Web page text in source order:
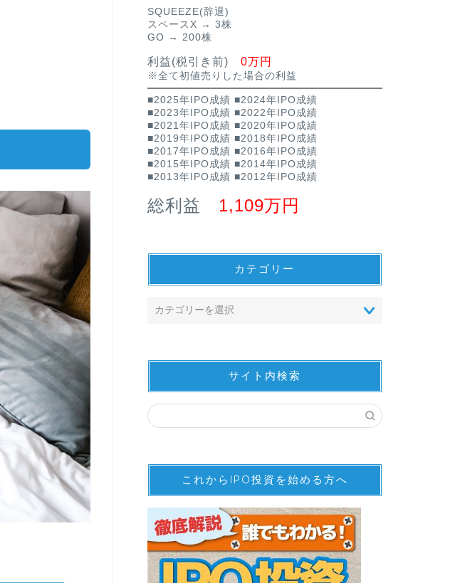
SQUEEZE(辞退)
スペースX → 3株
GO → 200株
利益(税引き前) 0万円
※全て初値売りした場合の利益
■2025年IPO成績 ■2024年IPO成績
■2023年IPO成績 ■2022年IPO成績
■2021年IPO成績 ■2020年IPO成績
■2019年IPO成績 ■2018年IPO成績
■2017年IPO成績 ■2016年IPO成績
■2015年IPO成績 ■2014年IPO成績
■2013年IPO成績 ■2012年IPO成績
総利益 1,109万円
カテゴリー
サイト内検索
これからIPO投資を始める方へ